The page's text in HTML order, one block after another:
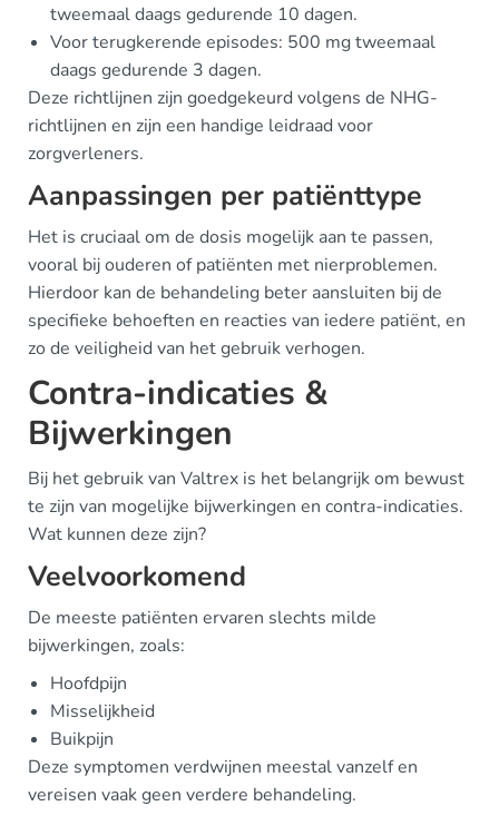
tweemaal daags gedurende 10 dagen.
Voor terugkerende episodes: 500 mg tweemaal
daags gedurende 3 dagen.
Deze richtlijnen zijn goedgekeurd volgens de NHG-
richtlijnen en zijn een handige leidraad voor
zorgverleners.
Aanpassingen per patiënttype
Het is cruciaal om de dosis mogelijk aan te passen,
vooral bij ouderen of patiënten met nierproblemen.
Hierdoor kan de behandeling beter aansluiten bij de
specifieke behoeften en reacties van iedere patiënt, en
zo de veiligheid van het gebruik verhogen.
Contra-indicaties &
Bijwerkingen
Bij het gebruik van Valtrex is het belangrijk om bewust
te zijn van mogelijke bijwerkingen en contra-indicaties.
Wat kunnen deze zijn?
Veelvoorkomend
De meeste patiënten ervaren slechts milde
bijwerkingen, zoals:
Hoofdpijn
Misselijkheid
Buikpijn
Deze symptomen verdwijnen meestal vanzelf en
vereisen vaak geen verdere behandeling.